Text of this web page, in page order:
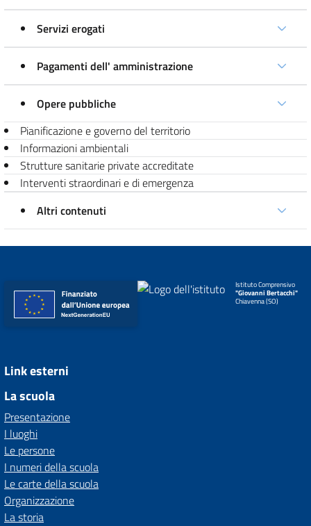
Servizi erogati
Pagamenti dell' amministrazione
Opere pubbliche
Pianificazione e governo del territorio
Informazioni ambientali
Strutture sanitarie private accreditate
Interventi straordinari e di emergenza
Altri contenuti
Istituto Comprensivo
"Giovanni Bertacchi"
Chiavenna (SO)
Link esterni
La scuola
Presentazione
I luoghi
Le persone
I numeri della scuola
Le carte della scuola
Organizzazione
La storia